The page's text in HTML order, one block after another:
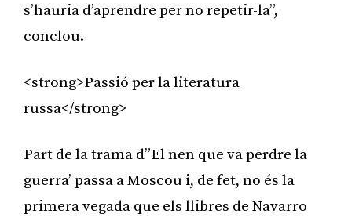
s’hauria d’aprendre per no repetir-la”,
conclou.
<strong>Passió per la literatura
russa</strong>
Part de la trama d”El nen que va perdre la
guerra’ passa a Moscou i, de fet, no és la
primera vegada que els llibres de Navarro